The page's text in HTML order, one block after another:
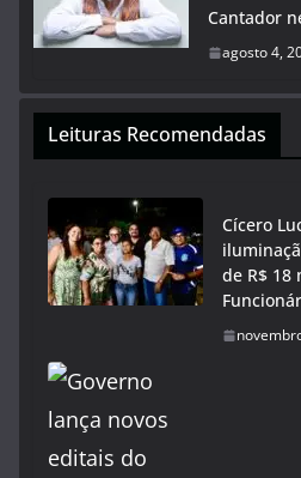
Cantador
agosto 4,
Leituras Recomendadas
Cícero
de R$ 18